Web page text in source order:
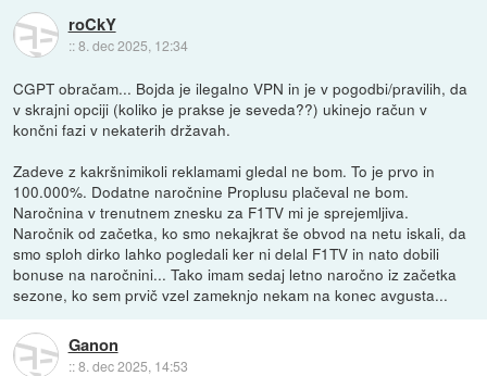
roCkY
::8. dec 2025, 12:34
CGPT obračam... Bojda je ilegalno VPN in je v pogodbi/pravilih, da
v skrajni opciji (koliko je prakse je seveda??) ukinejo račun v
končni fazi v nekaterih državah.
Zadeve z kakršnimikoli reklamami gledal ne bom. To je prvo in
100.000%. Dodatne naročnine Proplusu plačeval ne bom.
Naročnina v trenutnem znesku za F1TV mi je sprejemljiva.
Naročnik od začetka, ko smo nekajkrat še obvod na netu iskali, da
smo sploh dirko lahko pogledali ker ni delal F1TV in nato dobili
bonuse na naročnini... Tako imam sedaj letno naročno iz začetka
sezone, ko sem prvič vzel zameknjo nekam na konec avgusta...
Ganon
::8. dec 2025, 14:53